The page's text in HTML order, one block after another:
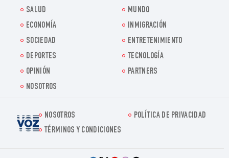
SALUD
MUNDO
ECONOMÍA
INMIGRACIÓN
SOCIEDAD
ENTRETENIMIENTO
DEPORTES
TECNOLOGÍA
OPINIÓN
PARTNERS
NOSOTROS
Voz.us
NOSOTROS
POLÍTICA DE PRIVACIDAD
TÉRMINOS Y CONDICIONES